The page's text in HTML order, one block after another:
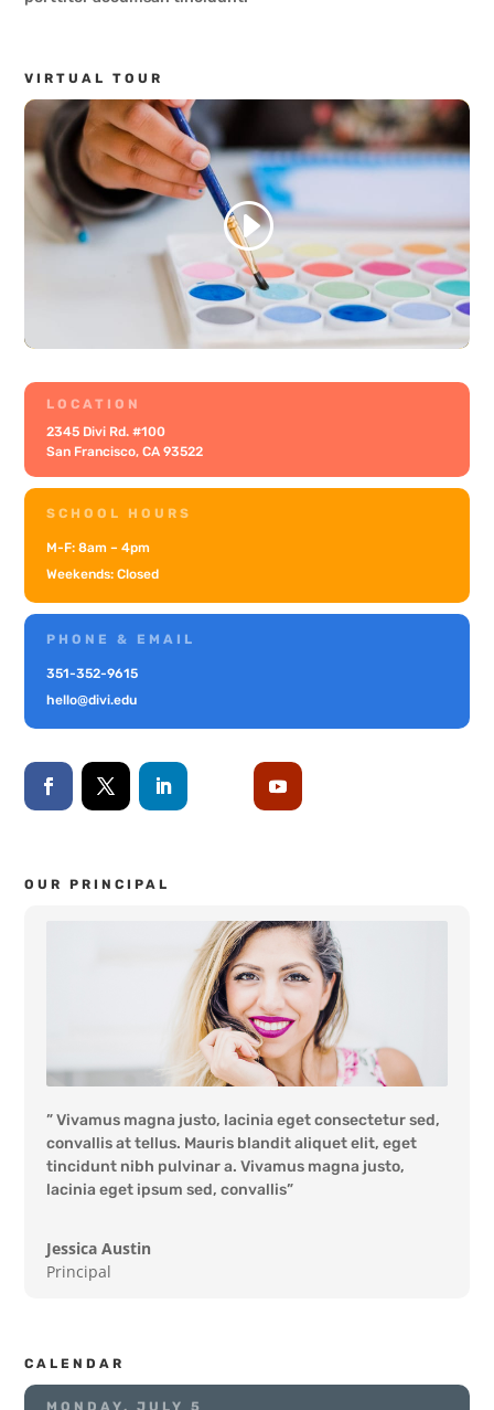
VIRTUAL TOUR
LOCATION
2345 Divi Rd. #100
San Francisco, CA 93522
SCHOOL HOURS
M-F: 8am – 4pm
Weekends: Closed
PHONE & EMAIL
351-352-9615
hello@divi.edu
OUR PRINCIPAL
” Vivamus magna justo, lacinia eget consectetur sed,
convallis at tellus. Mauris blandit aliquet elit, eget
tincidunt nibh pulvinar a. Vivamus magna justo,
lacinia eget ipsum sed, convallis”
Jessica Austin
Principal
CALENDAR